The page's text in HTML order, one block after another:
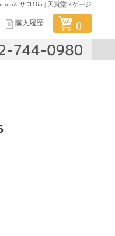
サロ165 | 天賞堂 Zゲージ
購入履歴 0